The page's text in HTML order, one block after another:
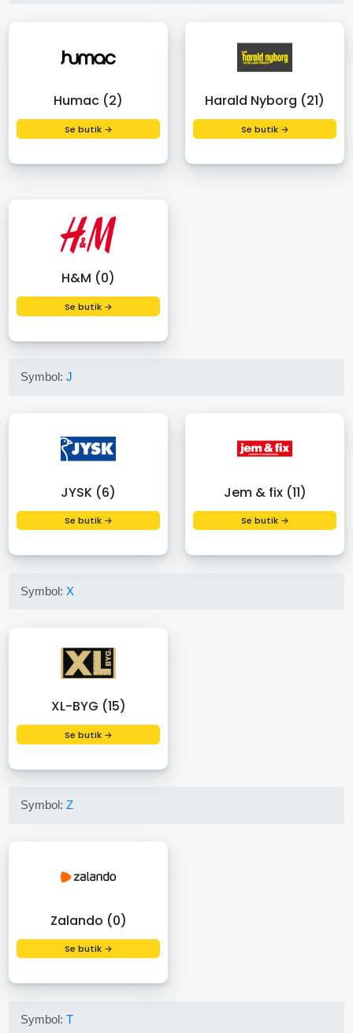
Humac (2)
Se butik →
Harald Nyborg (21)
Se butik →
H&M (0)
Se butik →
Symbol:J
JYSK (6)
Se butik →
Jem & fix (11)
Se butik →
Symbol: X
XL-BYG (15)
Se butik →
Symbol:Z
Zalando (0)
Se butik →
Symbol:T